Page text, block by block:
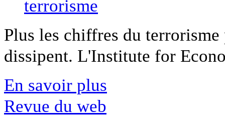
Plus les chiffres du
dissipent. L'Institute for
En savoir plus
Revue du web